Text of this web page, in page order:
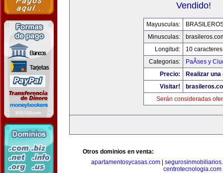
Vendido!
Mayusculas:
Minusculas:
Longitud:
10 caracteres
Categorias:
PaÃ­ses y
Precio:
Realizar
Visitar!
Serán consideradas
Otros dominios en venta:
apartamentosycasas.com|
centrotecnologia.com